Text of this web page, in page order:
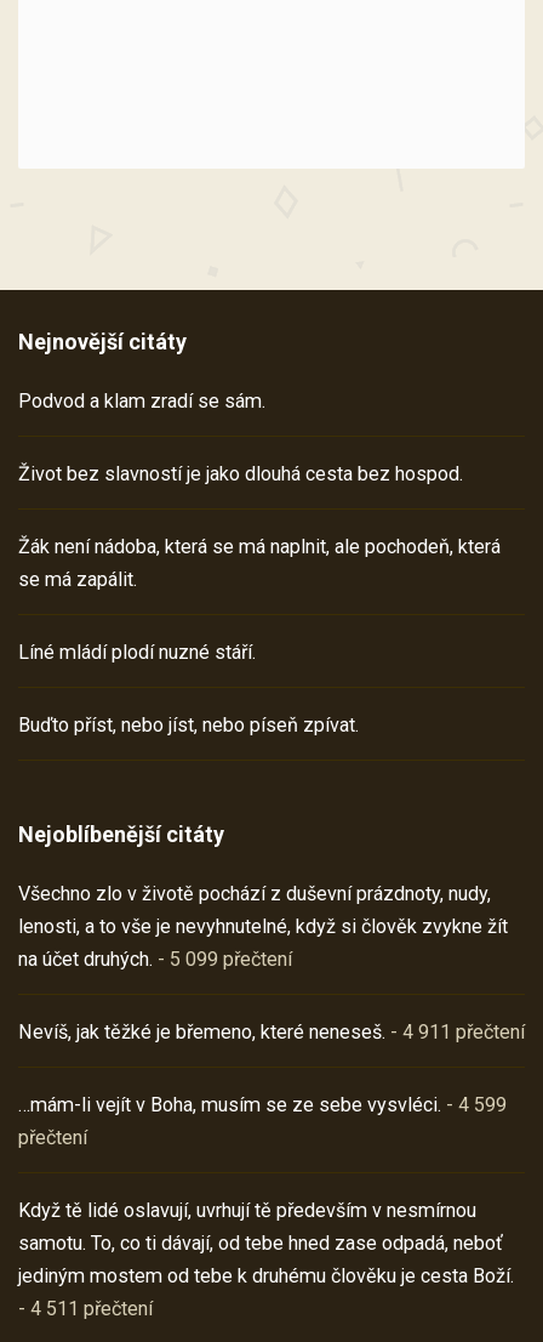
Nejnovější citáty
Podvod a klam zradí se sám.
Život bez slavností je jako dlouhá cesta bez hospod.
Žák není nádoba, která se má naplnit, ale pochodeň, která
se má zapálit.
Líné mládí plodí nuzné stáří.
Buďto příst, nebo jíst, nebo píseň zpívat.
Nejoblíbenější citáty
Všechno zlo v životě pochází z duševní prázdnoty, nudy,
lenosti, a to vše je nevyhnutelné, když si člověk zvykne žít
na účet druhých. - 5 099 přečtení
Nevíš, jak těžké je břemeno, které neneseš. - 4 911 přečtení
…mám-li vejít v Boha, musím se ze sebe vysvléci. - 4 599
přečtení
Když tě lidé oslavují, uvrhují tě především v nesmírnou
samotu. To, co ti dávají, od tebe hned zase odpadá, neboť
jediným mostem od tebe k druhému člověku je cesta Boží.
- 4 511 přečtení